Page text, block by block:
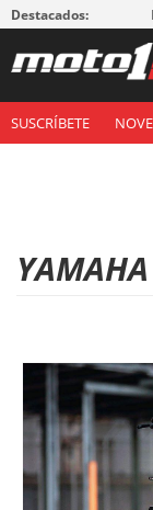
Destacados:
SUSCRÍBETE